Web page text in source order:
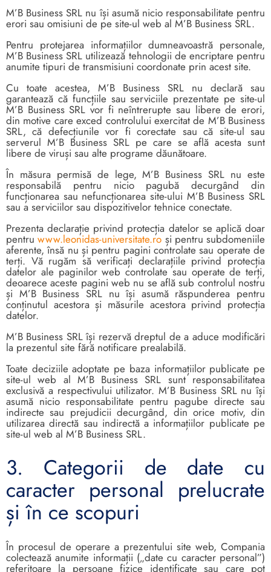
M’B Business SRL nu își asumă nicio responsabilitate pentru
erori sau omisiuni de pe site-ul web al M’B Business SRL.
Pentru protejarea informațiilor dumneavoastră personale,
M’B Business SRL utilizează tehnologii de encriptare pentru
anumite tipuri de transmisiuni coordonate prin acest site.
Cu toate acestea, M’B Business SRL nu declară sau
garantează că funcțiile sau serviciile prezentate pe site-ul
M’B Business SRL vor fi neîntrerupte sau libere de erori,
din motive care exced controlului exercitat de M’B Business
SRL, că defecțiunile vor fi corectate sau că site-ul sau
serverul M’B Business SRL pe care se află acesta sunt
libere de viruși sau alte programe dăunătoare.
În măsura permisă de lege, M’B Business SRL nu este
responsabilă pentru nicio pagubă decurgând din
funcționarea sau nefuncționarea site-ului M’B Business SRL
sau a serviciilor sau dispozitivelor tehnice conectate.
Prezenta declarație privind protecția datelor se aplică doar
pentruwww.leonidas-universitate.ro și pentru subdomeniile
aferente, însă nu și pentru pagini controlate sau operate de
terți. Vă rugăm să verificați declarațiile privind protecția
datelor ale paginilor web controlate sau operate de terți,
deoarece aceste pagini web nu se află sub controlul nostru
și M’B Business SRL nu își asumă răspunderea pentru
conținutul acestora și măsurile acestora privind protecția
datelor.
M’B Business SRL își rezervă dreptul de a aduce modificări
la prezentul site fără notificare prealabilă.
Toate deciziile adoptate pe baza informațiilor publicate pe
site-ul web al M’B Business SRL sunt responsabilitatea
exclusivă a respectivului utilizator. M’B Business SRL nu își
asumă nicio responsabilitate pentru pagube directe sau
indirecte sau prejudicii decurgând, din orice motiv, din
utilizarea directă sau indirectă a informațiilor publicate pe
site-ul web al M’B Business SRL.
3. Categorii de date cu
caracter personal prelucrate
și în ce scopuri
În procesul de operare a prezentului site web, Compania
colectează anumite informații („date cu caracter personal”)
referitoare la persoane fizice identificate sau care pot